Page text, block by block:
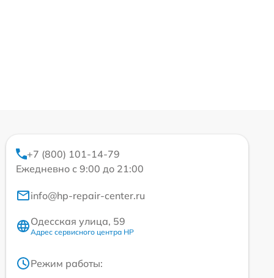
+7 (800) 101-14-79
Ежедневно с 9:00 до 21:00
info@hp-repair-center.ru
Одесская улица, 59
Адрес сервисного центра HP
Режим работы: